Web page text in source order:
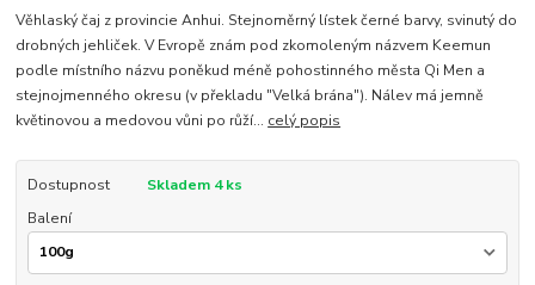
Věhlaský čaj z provincie Anhui. Stejnoměrný lístek černé barvy, svinutý do
drobných jehliček. V Evropě znám pod zkomoleným názvem Keemun
podle místního názvu poněkud méně pohostinného města Qi Men a
stejnojmenného okresu (v překladu "Velká brána"). Nálev má jemně
květinovou a medovou vůni po růží... celý popis
Dostupnost
Skladem 4 ks
Balení